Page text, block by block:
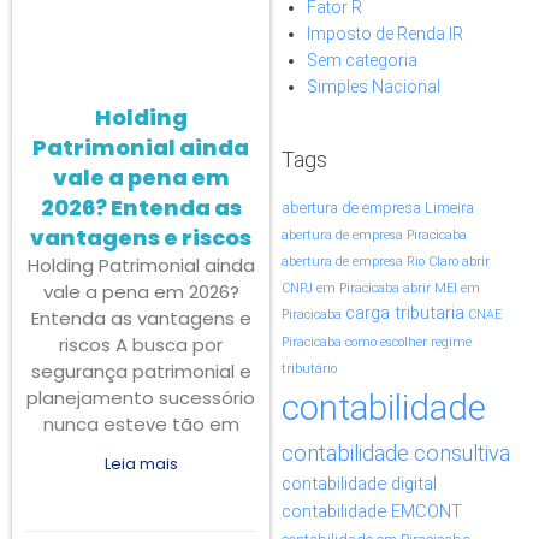
Holding
Patrimonial ainda
vale a pena em
2026? Entenda as
vantagens e riscos
Holding Patrimonial ainda
vale a pena em 2026?
Entenda as vantagens e
riscos A busca por
segurança patrimonial e
planejamento sucessório
nunca esteve tão em
Leia mais
Fator R
Imposto de Renda IR
Sem categoria
Simples Nacional
Tags
abertura de empresa Limeira
abertura de empresa Piracicaba
abertura de empresa Rio Claro abrir
CNPJ em Piracicaba abrir MEI em
Piracicaba carga tributaria CNAE
Piracicaba como escolher regime
tributário
contabilidade
contabilidade consultiva
contabilidade digital
contabilidade EMCONT